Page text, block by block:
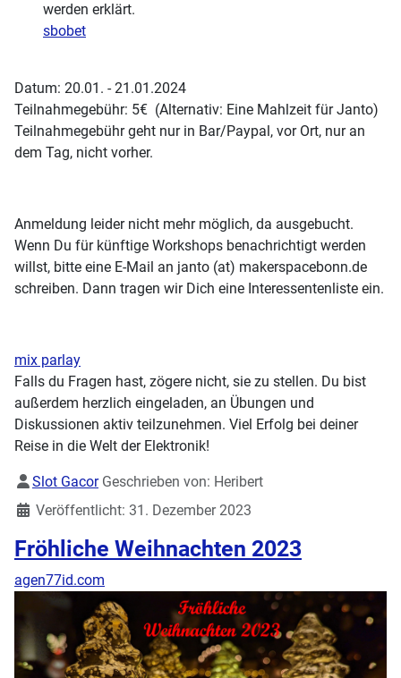
werden erklärt.
sbobet
Datum: 20.01. - 21.01.2024
Teilnahmegebühr: 5€ (Alternativ: Eine Mahlzeit für Janto)
Teilnahmegebühr geht nur in Bar/Paypal, vor Ort, nur an
dem Tag, nicht vorher.
Anmeldung leider nicht mehr möglich, da ausgebucht.
Wenn Du für künftige Workshops benachrichtigt werden
willst, bitte eine E-Mail an janto (at) makerspacebonn.de
schreiben. Dann tragen wir Dich eine Interessentenliste ein.
mix parlay
Falls du Fragen hast, zögere nicht, sie zu stellen. Du bist
außerdem herzlich eingeladen, an Übungen und
Diskussionen aktiv teilzunehmen. Viel Erfolg bei deiner
Reise in die Welt der Elektronik!
Details
Slot GacorGeschrieben von: Heribert
Veröffentlicht: 31. Dezember 2023
Fröhliche Weihnachten 2023
agen77id.com